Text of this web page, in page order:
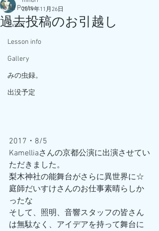
All Posts
Event
Lesson info
Gallery
みの虫録。
出没予定
過去投稿のお引越し
2019年11月26日
2017・8/5
Kamelliaさんの京都公演に出演させてい
ただきました。
梨木神社の能舞台がさらに異世界に☆
庭師だいすけさんのお仕事素晴らしか
ったな
そして、照明、音響スタッフの皆さん
は無駄なく、アイデアを持って舞台に